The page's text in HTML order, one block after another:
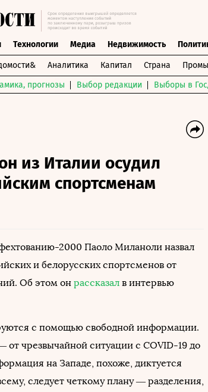
Технологии Медиа Недвижимость
Аналитика Капитал Страна
прогнозы Выбор редакции Выборы в
из Италии осудил
спортсменам
2000 Паоло Миланоли назвал
и белорусских спортсменов от
Об этом он рассказал в интервью
с помощью свободной информации.
от чрезвычайной ситуации с COVID-19 до
на Западе, похоже, диктуется
следует четкому плану — разделения,